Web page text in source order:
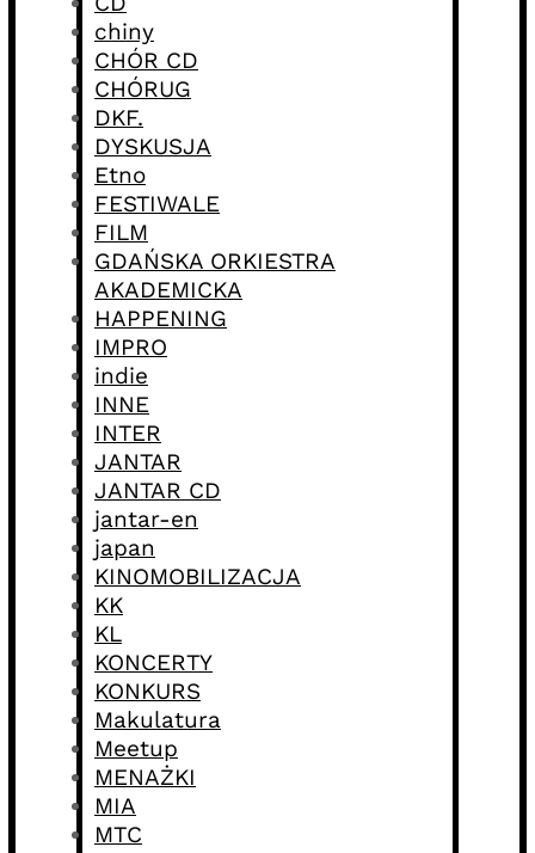
chiny
CHÓR CD
CHÓRUG
DKF.
DYSKUSJA
Etno
FESTIWALE
FILM
GDAŃSKA ORKIESTRA
AKADEMICKA
HAPPENING
IMPRO
indie
INNE
INTER
JANTAR
JANTAR CD
jantar-en
japan
KINOMOBILIZACJA
KK
KL
KONCERTY
KONKURS
Makulatura
Meetup
MENAŻKI
MIA
MTC